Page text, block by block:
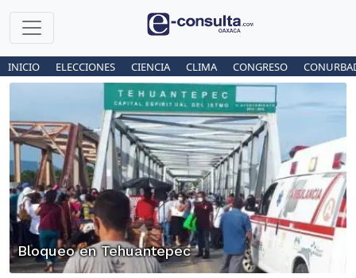
INICIO ELECCIONES CIENCIA CLIMA CONGRESO
Bloqueo en Tehuantepec